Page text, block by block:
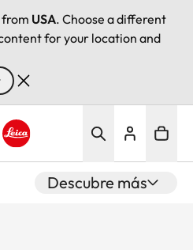
USA. Choose a different
for your location and
Descubre más